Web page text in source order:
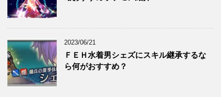
2023/06/21
ＦＥＨ水着男シェズにスキル継承するな
ら何がおすすめ？